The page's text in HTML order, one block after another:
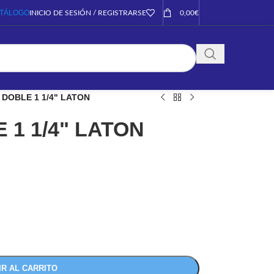
INICIO DE SESIÓN / REGISTRARSE 0,00€
DOBLE 1 1/4" LATON
1 1/4" LATON
AL CARRITO